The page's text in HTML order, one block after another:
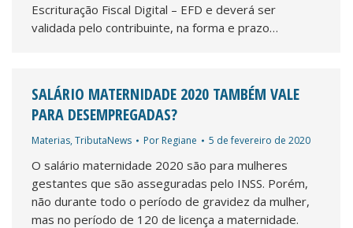
Escrituração Fiscal Digital – EFD e deverá ser
validada pelo contribuinte, na forma e prazo…
SALÁRIO MATERNIDADE 2020 TAMBÉM VALE
PARA DESEMPREGADAS?
Materias,TributaNews Por Regiane 5 de fevereiro de 2020
O salário maternidade 2020 são para mulheres
gestantes que são asseguradas pelo INSS. Porém,
não durante todo o período de gravidez da mulher,
mas no período de 120 de licença a maternidade.